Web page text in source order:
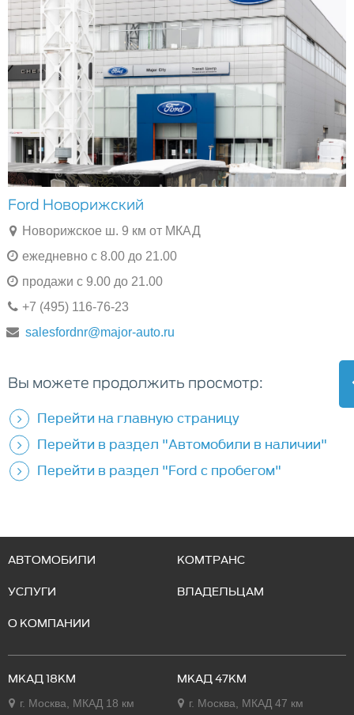
Ford Новорижский
Новорижское ш. 9 км от МКАД
ежедневно с 8.00 до 21.00
продажи с 9.00 до 21.00
+7 (495) 116-76-23
salesfordnr@major-auto.ru
Вы можете продолжить просмотр:
Перейти на главную страницу
Перейти в раздел "Автомобили в наличии"
Перейти в раздел "Ford с пробегом"
АВТОМОБИЛИ
КОМТРАНС
УСЛУГИ
ВЛАДЕЛЬЦАМ
О КОМПАНИИ
МКАД 18КМ
г. Москва, МКАД 18 км
МКАД 47КМ
г. Москва, МКАД 47 км